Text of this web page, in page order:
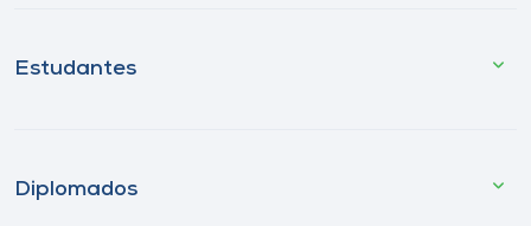
Estudantes
Diplomados